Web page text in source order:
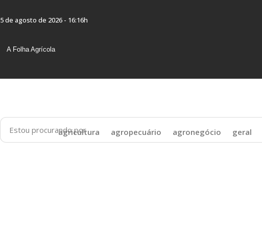
to
5 de agosto de 2026 - 16:16h
A Folha Agrícola
agricultura agropecuário agronegócio geral